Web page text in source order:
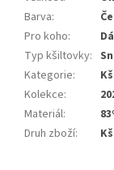
Barva:
Pro koho:
Typ kšiltovky:
Kategorie:
Kolekce:
Materiál:
Druh zboží: